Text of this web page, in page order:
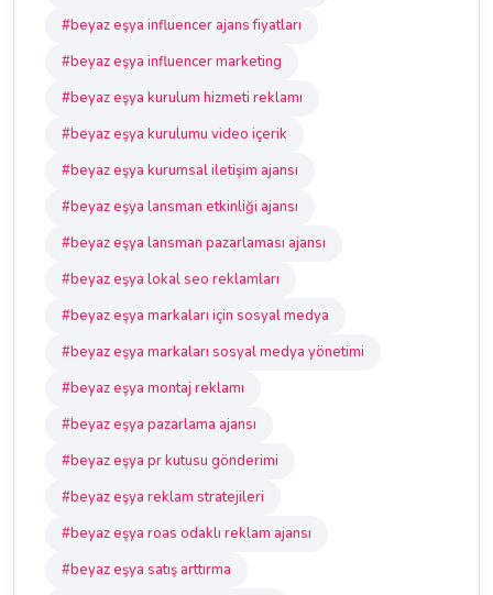
#beyaz eşya influencer ajans fiyatları
#beyaz eşya influencer marketing
#beyaz eşya kurulum hizmeti reklamı
#beyaz eşya kurulumu video içerik
#beyaz eşya kurumsal iletişim ajansı
#beyaz eşya lansman etkinliği ajansı
#beyaz eşya lansman pazarlaması ajansı
#beyaz eşya lokal seo reklamları
#beyaz eşya markaları için sosyal medya
#beyaz eşya markaları sosyal medya yönetimi
#beyaz eşya montaj reklamı
#beyaz eşya pazarlama ajansı
#beyaz eşya pr kutusu gönderimi
#beyaz eşya reklam stratejileri
#beyaz eşya roas odaklı reklam ajansı
#beyaz eşya satış arttırma